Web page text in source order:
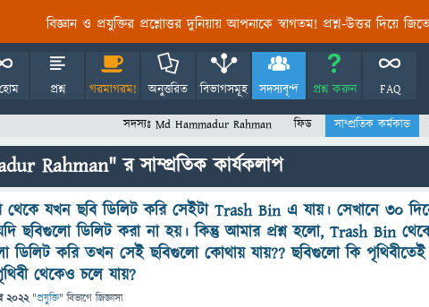
বিজ্ঞান ও প্রযুক্তির প্রশ্নোত্তর দুনিয়ায় আপনাকে স্বাগতম! প্রশ্ন-উত্তর দিয়ে
প্রশ্ন গরমাগরম! অনুত্তরিত বিভাগসমূহ সদস্যবৃন্দ প্রশ্ন করুন FAQ
সদস্যঃ Md Hammadur Rahman ফিড সাম্প্রতিক কর্মকান্ড
Rahman" র সাম্প্রতিক কার্যকলাপ
থেকে যখন ছবি ডিলিট করি সেইটা Trash Bin এ যায়। সেখানে ৩০
ছবিগুলো ডিলিট করা না হয়। কিন্তু আমার প্রশ্ন হলো, Trash Bin
ডিলিট করি তখন সেই ছবিগুলো কোথায় যায়?? ছবিগুলো কি পৃথিবীতেই
থেকেও চলে যায়?
2022 "প্রযুক্তি" বিভাগে জিজ্ঞাসা